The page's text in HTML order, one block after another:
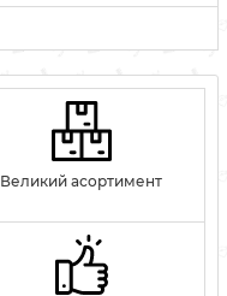
Великий асортимент